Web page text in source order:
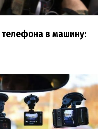
телефона в машину: